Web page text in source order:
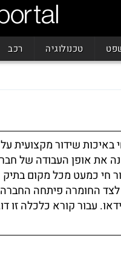
טכנולוגיה רכב
באיכות שידור מקצועית
את אופן העבודה של
חי כמעט מכל מקום
לצד החומרה פיתחה
עבור קורא כלכלה זו